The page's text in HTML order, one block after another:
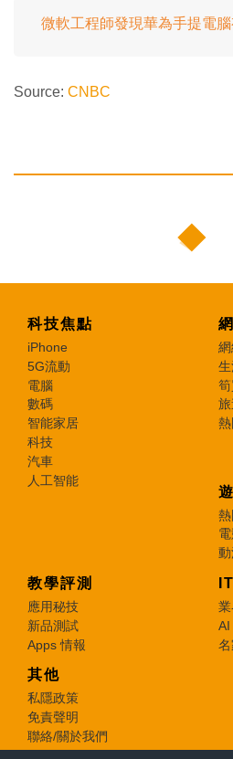
微軟工程師發現華為手提電腦
Source: CNBC
科技焦點
iPhone
5G流動
電腦
數碼
智能家居
科技
汽車
人工智能
教學評測
應用秘技
新品測試
Apps 情報
AI
其他
私隱政策
免責聲明
聯絡/關於我們